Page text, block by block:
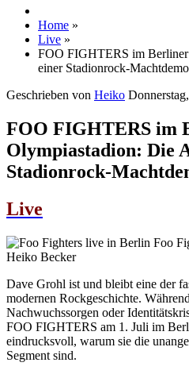
Home »
Live »
FOO FIGHTERS im
einer Stadionrock-
Geschrieben von Heiko
FOO FIGHTERS im
Olympiastadion: Die
Stadionrock-
Live
Foo
Heiko Becker
Dave Grohl ist und bleibt eine der
modernen Rockgeschichte.
Nachwuchssorgen oder
FOO FIGHTERS am 1. Juli im
eindrucksvoll, warum sie die
Segment sind.